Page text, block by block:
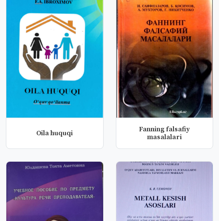
Oila huquqi
Fanning falsafiy
masalalari